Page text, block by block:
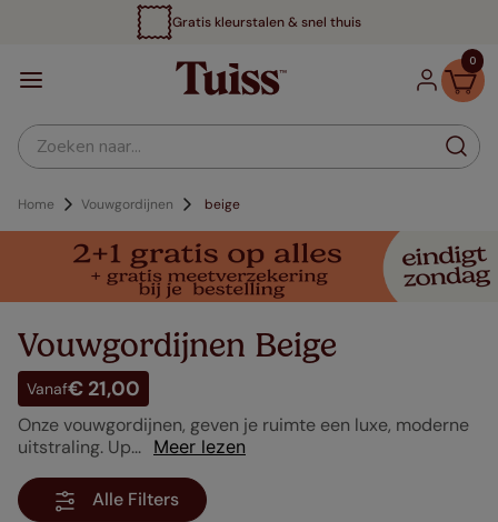
Gratis kleurstalen & snel thuis
0
Zoeken naar...
Vouwgordijnen beige
Vouwgordijnen Beige
Vanaf€ 21,00
Onze vouwgordijnen, geven je ruimte een luxe, moderne
uitstraling. Up... Meer lezen
Alle Filters